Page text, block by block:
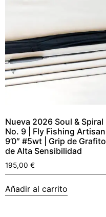
Nueva 2026 Soul & Spiral
No. 9 | Fly Fishing Artisan |
9’0″ #5wt | Grip de Grafito
de Alta Sensibilidad
195,00 €
Añadir al carrito